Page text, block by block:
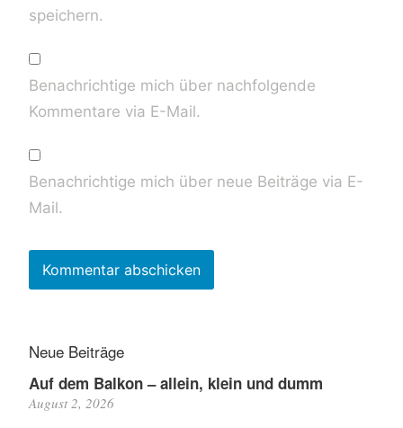
speichern.
Benachrichtige mich über nachfolgende
Kommentare via E-Mail.
Benachrichtige mich über neue Beiträge via E-
Mail.
Neue Beiträge
Auf dem Balkon – allein, klein und dumm
August 2, 2026